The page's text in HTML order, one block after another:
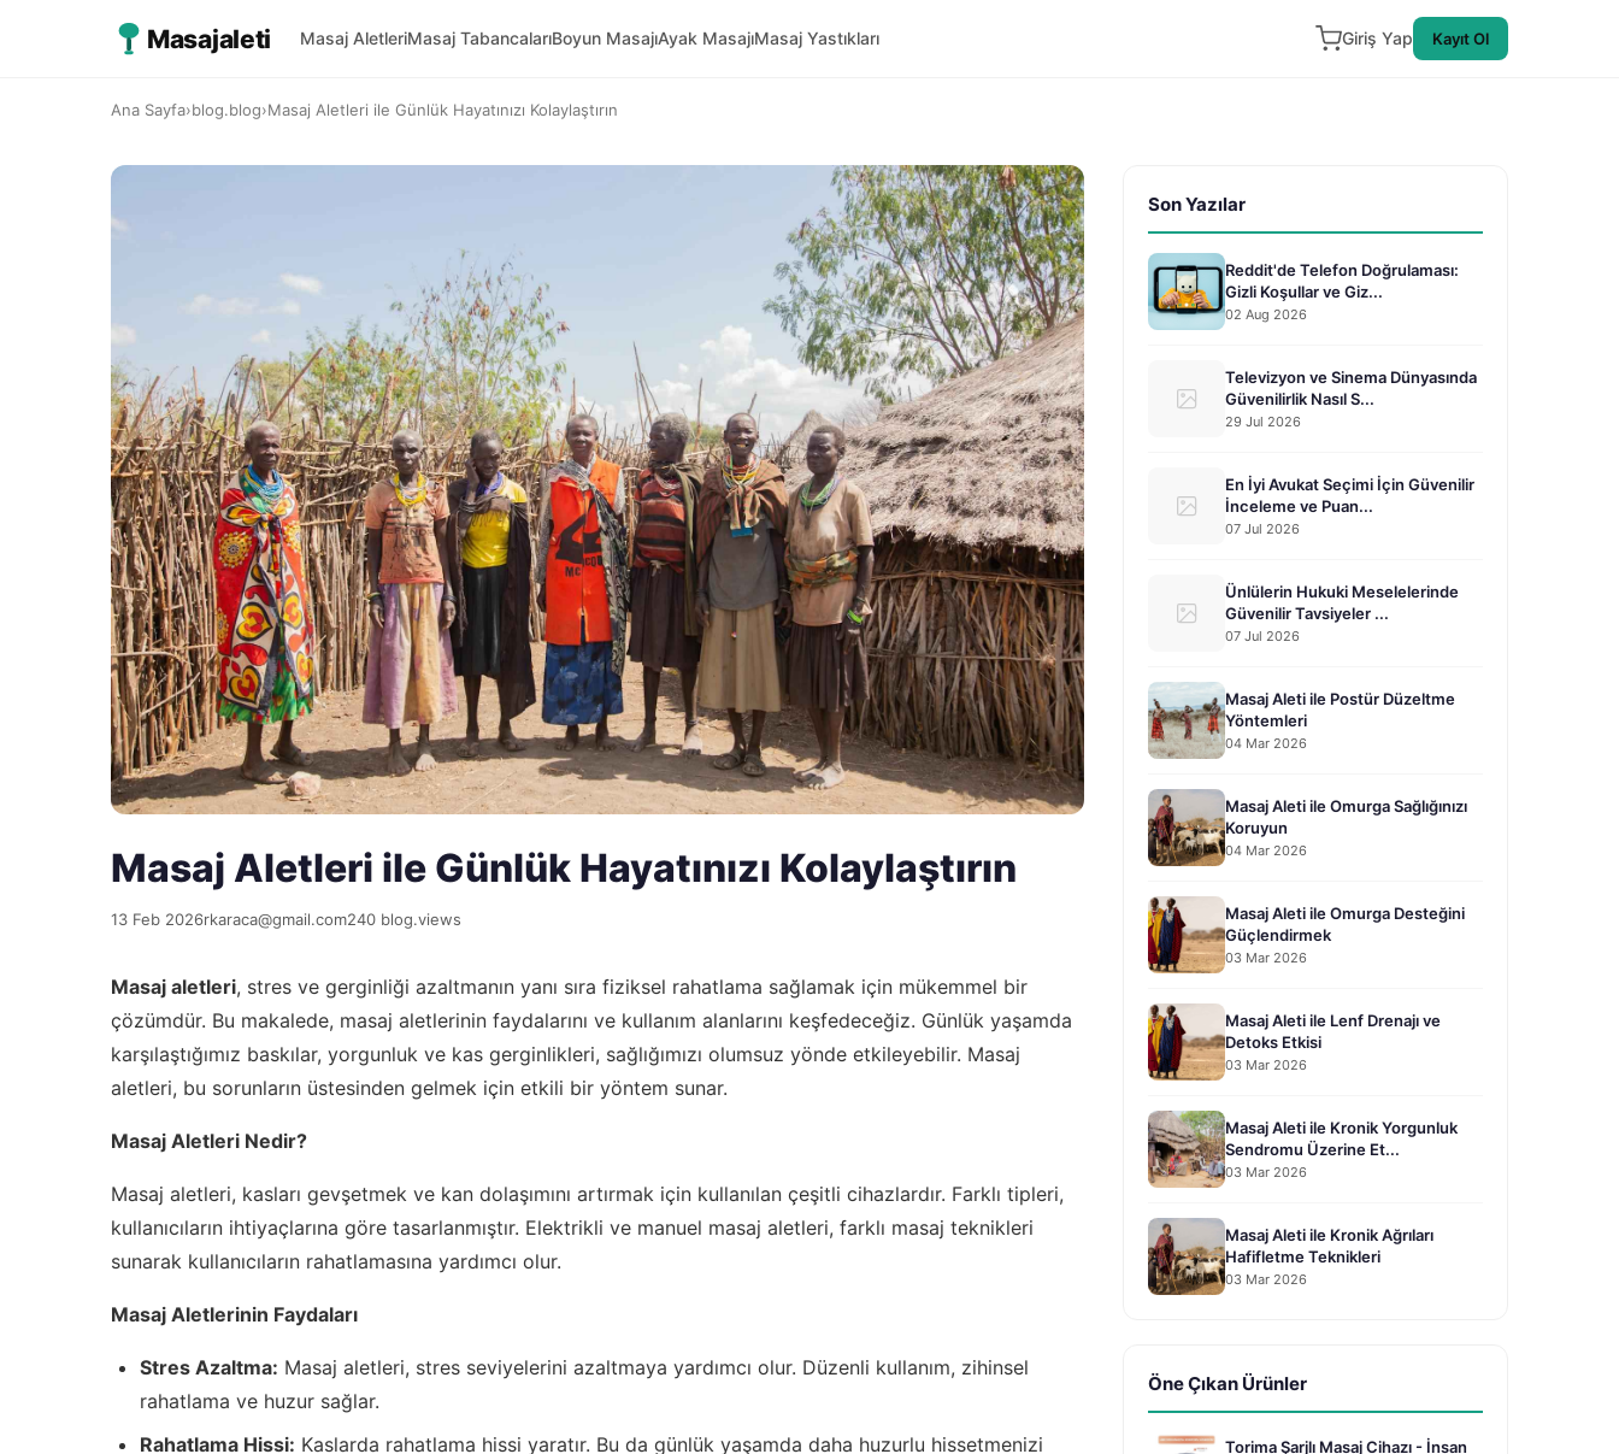
Masajaleti Masaj AletleriMasaj TabancalarıBoyun MasajıAyak MasajıMasaj Yastıkları Giriş Yap Kayıt Ol
Ana Sayfa›blog.blog›Masaj Aletleri ile Günlük Hayatınızı Kolaylaştırın
Masaj Aletleri ile Günlük Hayatınızı Kolaylaştırın
13 Feb 2026rkaraca@gmail.com240 blog.views
Masaj aletleri, stres ve gerginliği azaltmanın yanı sıra fiziksel rahatlama sağlamak için mükemmel bir
çözümdür. Bu makalede, masaj aletlerinin faydalarını ve kullanım alanlarını keşfedeceğiz. Günlük yaşamda
karşılaştığımız baskılar, yorgunluk ve kas gerginlikleri, sağlığımızı olumsuz yönde etkileyebilir. Masaj
aletleri, bu sorunların üstesinden gelmek için etkili bir yöntem sunar.
Masaj Aletleri Nedir?
Masaj aletleri, kasları gevşetmek ve kan dolaşımını artırmak için kullanılan çeşitli cihazlardır. Farklı tipleri,
kullanıcıların ihtiyaçlarına göre tasarlanmıştır. Elektrikli ve manuel masaj aletleri, farklı masaj teknikleri
sunarak kullanıcıların rahatlamasına yardımcı olur.
Masaj Aletlerinin Faydaları
Stres Azaltma: Masaj aletleri, stres seviyelerini azaltmaya yardımcı olur. Düzenli kullanım, zihinsel
rahatlama ve huzur sağlar.
Rahatlama Hissi: Kaslarda rahatlama hissi yaratır. Bu da günlük yaşamda daha huzurlu hissetmenizi
Son Yazılar
Reddit'de Telefon Doğrulaması:
Gizli Koşullar ve Giz...
02 Aug 2026
Televizyon ve Sinema Dünyasında
Güvenilirlik Nasıl S...
29 Jul 2026
En İyi Avukat Seçimi İçin Güvenilir
İnceleme ve Puan...
07 Jul 2026
Ünlülerin Hukuki Meselelerinde
Güvenilir Tavsiyeler ...
07 Jul 2026
Masaj Aleti ile Postür Düzeltme
Yöntemleri
04 Mar 2026
Masaj Aleti ile Omurga Sağlığınızı
Koruyun
04 Mar 2026
Masaj Aleti ile Omurga Desteğini
Güçlendirmek
03 Mar 2026
Masaj Aleti ile Lenf Drenajı ve
Detoks Etkisi
03 Mar 2026
Masaj Aleti ile Kronik Yorgunluk
Sendromu Üzerine Et...
03 Mar 2026
Masaj Aleti ile Kronik Ağrıları
Hafifletme Teknikleri
03 Mar 2026
Öne Çıkan Ürünler
Torima Şarjlı Masaj Cihazı - İnsan